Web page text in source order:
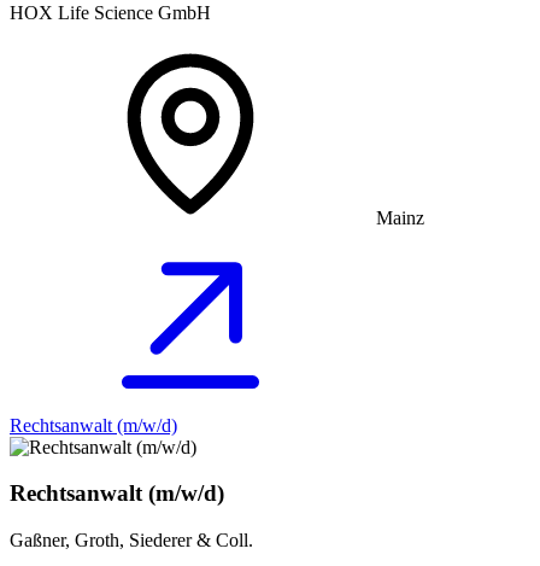
HOX Life Science GmbH
Mainz
Rechtsanwalt (m/w/d)
Rechtsanwalt (m/w/d)
Gaßner, Groth, Siederer & Coll.